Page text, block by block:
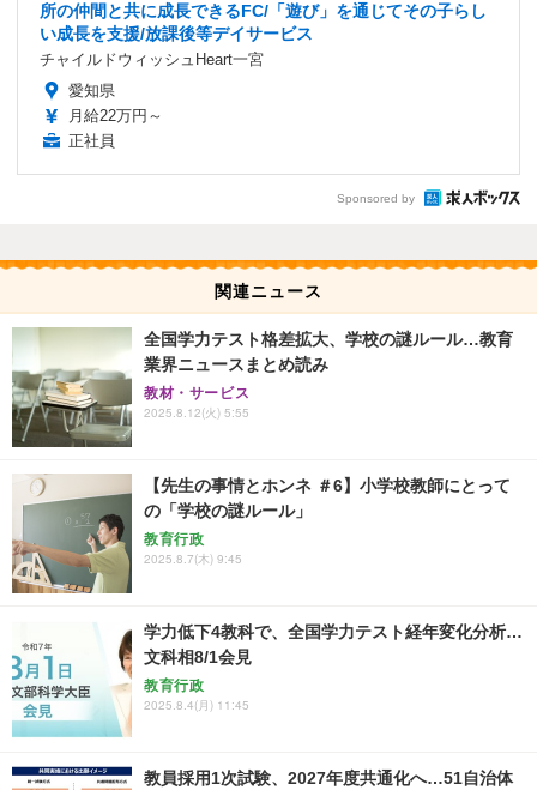
所の仲間と共に成長できるFC/「遊び」を通じてその子らし
い成長を支援/放課後等デイサービス
チャイルドウィッシュHeart一宮
愛知県
月給22万円～
正社員
Sponsored by
関連ニュース
全国学力テスト格差拡大、学校の謎ルール…教育
業界ニュースまとめ読み
教材・サービス
2025.8.12(火) 5:55
【先生の事情とホンネ ＃6】小学校教師にとって
の「学校の謎ルール」
教育行政
2025.8.7(木) 9:45
学力低下4教科で、全国学力テスト経年変化分析…
文科相8/1会見
教育行政
2025.8.4(月) 11:45
教員採用1次試験、2027年度共通化へ…51自治体